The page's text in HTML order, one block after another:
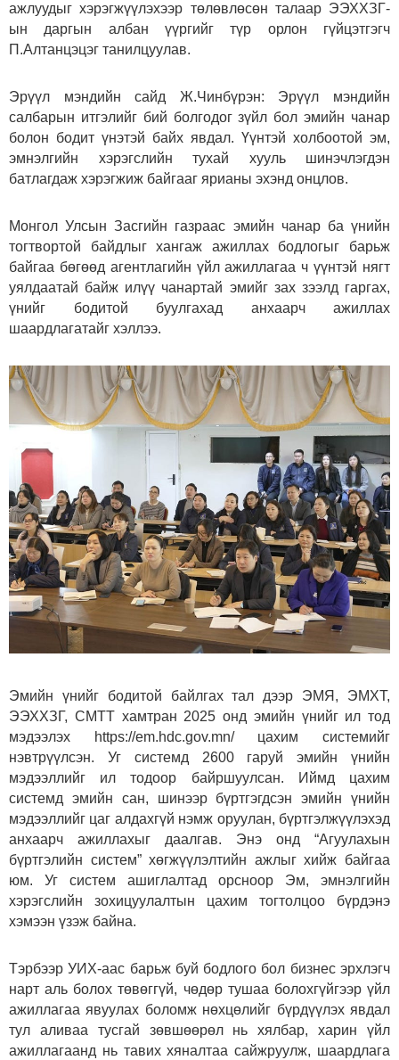
ажлуудыг хэрэгжүүлэхээр төлөвлөсөн талаар ЭЭХХЗГ-
ын даргын албан үүргийг түр орлон гүйцэтгэгч
П.Алтанцэцэг танилцуулав.
Эрүүл мэндийн сайд Ж.Чинбүрэн: Эрүүл мэндийн
салбарын итгэлийг бий болгодог зүйл бол эмийн чанар
болон бодит үнэтэй байх явдал. Үүнтэй холбоотой эм,
эмнэлгийн хэрэгслийн тухай хууль шинэчлэгдэн
батлагдаж хэрэгжиж байгааг ярианы эхэнд онцлов.
Монгол Улсын Засгийн газраас эмийн чанар ба үнийн
тогтвортой байдлыг хангаж ажиллах бодлогыг барьж
байгаа бөгөөд агентлагийн үйл ажиллагаа ч үүнтэй нягт
уялдаатай байж илүү чанартай эмийг зах зээлд гаргах,
үнийг бодитой буулгахад анхаарч ажиллах
шаардлагатайг хэллээ.
Эмийн үнийг бодитой байлгах тал дээр ЭМЯ, ЭМХТ,
ЭЭХХЗГ, СМТТ хамтран 2025 онд эмийн үнийг ил тод
мэдээлэх https://em.hdc.gov.mn/ цахим системийг
нэвтрүүлсэн. Уг системд 2600 гаруй эмийн үнийн
мэдээллийг ил тодоор байршуулсан. Иймд цахим
системд эмийн сан, шинээр бүртгэгдсэн эмийн үнийн
мэдээллийг цаг алдахгүй нэмж оруулан, бүртгэлжүүлэхэд
анхаарч ажиллахыг даалгав. Энэ онд “Агуулахын
бүртгэлийн систем” хөгжүүлэлтийн ажлыг хийж байгаа
юм. Уг систем ашиглалтад орсноор Эм, эмнэлгийн
хэрэгслийн зохицуулалтын цахим тогтолцоо бүрдэнэ
хэмээн үзэж байна.
Тэрбээр УИХ-аас барьж буй бодлого бол бизнес эрхлэгч
нарт аль болох төвөггүй, чөдөр тушаа болохгүйгээр үйл
ажиллагаа явуулах боломж нөхцөлийг бүрдүүлэх явдал
тул аливаа тусгай зөвшөөрөл нь хялбар, харин үйл
ажиллагаанд нь тавих хяналтаа сайжруулж, шаардлага